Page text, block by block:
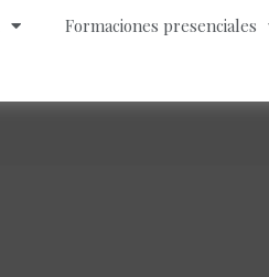
Formaciones presenciales